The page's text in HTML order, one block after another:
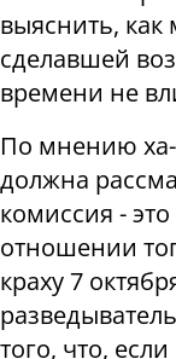
выяснить,
сделавшей
времени не
По мнению
должна
комиссия -
отношении
краху 7
того, что,